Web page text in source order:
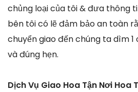
chủng loại của tôi & đưa thông
bên tôi có lẽ đảm bảo an toàn
chuyển giao đến chúng ta dìm
và đúng hẹn.
Dịch Vụ Giao Hoa Tận Nơi Hoa